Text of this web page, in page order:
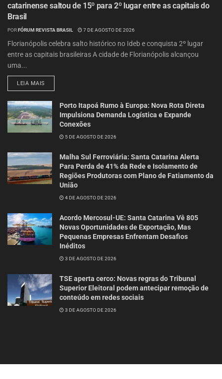
catarinense saltou de 15º para 2º lugar entre as capitais do
Brasil
PORFÓRUM REVISTA BRASIL 7 DE AGOSTO DE 2026
Florianópolis celebra salto histórico no Ideb e conquista 2º lugar
entre as capitais brasileiras A cidade de Florianópolis alcançou
uma...
LEIA MAIS
Porto Itapoá Rumo à Europa: Nova Rota Direta
Impulsiona Demanda Logística e Expande
Conexões
5 DE AGOSTO DE 2026
Malha Sul Ferroviária: Santa Catarina Alerta
Para Perda de 41% da Rede e Isolamento de
Regiões Produtoras com Plano de Fatiamento da
União
4 DE AGOSTO DE 2026
Acordo Mercosul-UE: Santa Catarina Vê 805
Novas Oportunidades de Exportação, Mas
Pequenas Empresas Enfrentam Desafios
Inéditos
3 DE AGOSTO DE 2026
TSE aperta cerco: Novas regras do Tribunal
Superior Eleitoral podem antecipar remoção de
conteúdo em redes sociais
3 DE AGOSTO DE 2026